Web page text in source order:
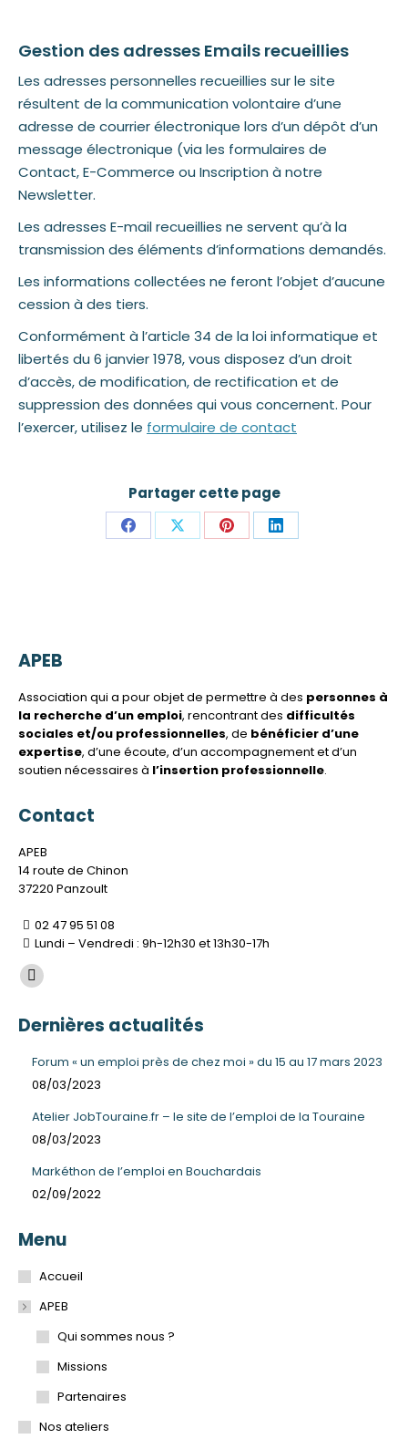
Gestion des adresses Emails recueillies
Les adresses personnelles recueillies sur le site
résultent de la communication volontaire d’une
adresse de courrier électronique lors d’un dépôt d’un
message électronique (via les formulaires de
Contact, E-Commerce ou Inscription à notre
Newsletter.
Les adresses E-mail recueillies ne servent qu’à la
transmission des éléments d’informations demandés.
Les informations collectées ne feront l’objet d’aucune
cession à des tiers.
Conformément à l’article 34 de la loi informatique et
libertés du 6 janvier 1978, vous disposez d’un droit
d’accès, de modification, de rectification et de
suppression des données qui vous concernent. Pour
l’exercer, utilisez le formulaire de contact
Partager cette page
PartagerPartagerPartagerPartager
APEB
Association qui a pour objet de permettre à des personnes à
la recherche d’un emploi, rencontrant des difficultés
sociales et/ou professionnelles, de bénéficier d’une
expertise, d’une écoute, d’un accompagnement et d’un
soutien nécessaires à l’insertion professionnelle.
Contact
APEB
14 route de Chinon
37220 Panzoult
02 47 95 51 08
Lundi – Vendredi : 9h-12h30 et 13h30-17h
Trouvez nous sur :
La
Facebook
s'ouvre
dans
Dernières actualités
Forum « un emploi près de chez moi » du 15 au 17 mars 2023
08/03/2023
Atelier JobTouraine.fr – le site de l’emploi de la Touraine
08/03/2023
Markéthon de l’emploi en Bouchardais
02/09/2022
Menu
Accueil
APEB
Qui sommes nous ?
Missions
Partenaires
Nos ateliers